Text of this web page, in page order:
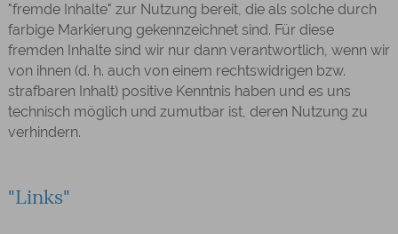
"fremde Inhalte" zur Nutzung bereit, die als solche durch
farbige Markierung gekennzeichnet sind. Für diese
fremden Inhalte sind wir nur dann verantwortlich, wenn wir
von ihnen (d. h. auch von einem rechtswidrigen bzw.
strafbaren Inhalt) positive Kenntnis haben und es uns
technisch möglich und zumutbar ist, deren Nutzung zu
verhindern.
"Links"